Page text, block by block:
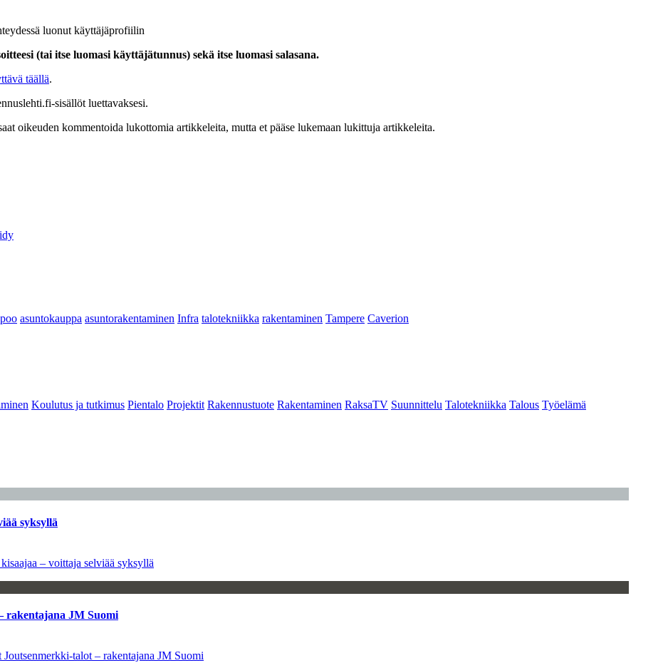
luonut käyttäjäprofiilin
(tai itse luomasi käyttäjätunnus) sekä itse luomasi salasana.
täällä.
sisällöt luettavaksesi.
oikeuden kommentoida lukottomia artikkeleita, mutta et pääse lukemaan lukittuja artikkeleita.
asuntokauppa asuntorakentaminen Infra talotekniikka rakentaminen Tampere Caverion
Koulutus ja tutkimus Pientalo Projektit Rakennustuote Rakentaminen RaksaTV Suunnittelu Talotekniikka Talous Työelämä
syksyllä
– voittaja selviää syksyllä
rakentajana JM Suomi
talot – rakentajana JM Suomi